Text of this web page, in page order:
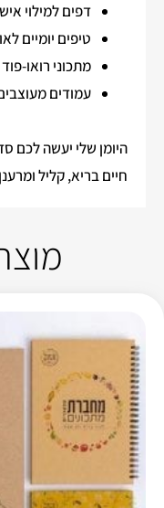
דפים למילוי
טיפים יומיים
מתכוני רואו-
עמודים
היומן שלי יעשה לכם
חיים בריא, קליל